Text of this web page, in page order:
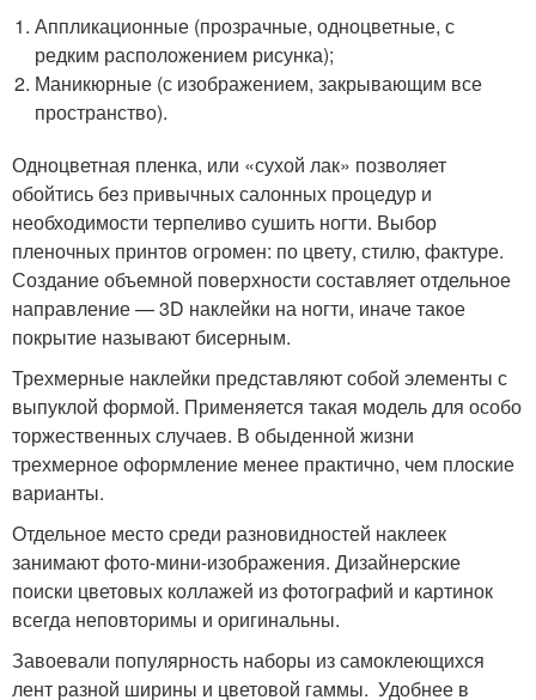
Аппликационные (прозрачные, одноцветные, с
редким расположением рисунка);
Маникюрные (с изображением, закрывающим все
пространство).
Одноцветная пленка, или «сухой лак» позволяет
обойтись без привычных салонных процедур и
необходимости терпеливо сушить ногти. Выбор
пленочных принтов огромен: по цвету, стилю, фактуре.
Создание объемной поверхности составляет отдельное
направление — 3D наклейки на ногти, иначе такое
покрытие называют бисерным.
Трехмерные наклейки представляют собой элементы с
выпуклой формой. Применяется такая модель для особо
торжественных случаев. В обыденной жизни
трехмерное оформление менее практично, чем плоские
варианты.
Отдельное место среди разновидностей наклеек
занимают фото-мини-изображения. Дизайнерские
поиски цветовых коллажей из фотографий и картинок
всегда неповторимы и оригинальны.
Завоевали популярность наборы из самоклеющихся
лент разной ширины и цветовой гаммы. Удобнее в